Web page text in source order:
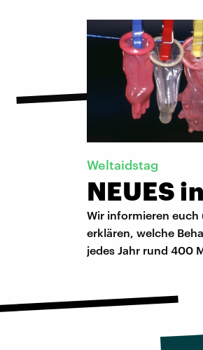
Weltaidstag
NEUES
Wir informieren euch
erklären, welche
jedes Jahr rund 400